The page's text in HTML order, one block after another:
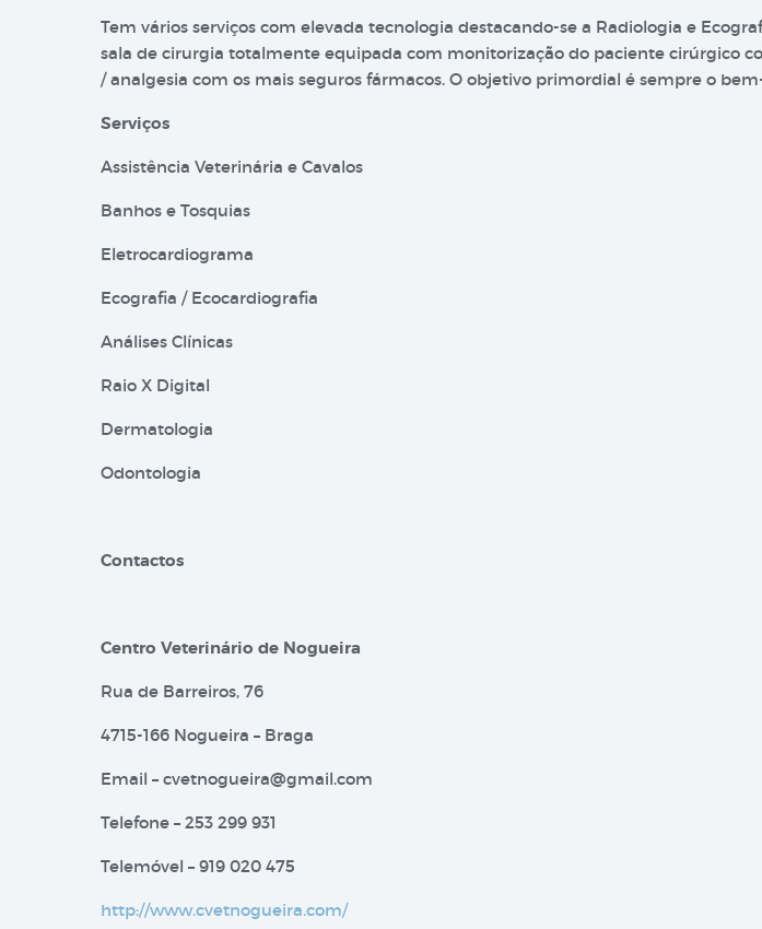
Tem vários serviços com elevada tecnologia destacando-se a Radiologia e
sala de cirurgia totalmente equipada com monitorização do paciente cirúrgico
/ analgesia com os mais seguros fármacos. O objetivo primordial é sempre o
Serviços
Assistência Veterinária e Cavalos
Banhos e Tosquias
Eletrocardiograma
Ecografia / Ecocardiografia
Análises Clínicas
Raio X Digital
Dermatologia
Odontologia
Contactos
Centro Veterinário de Nogueira
Rua de Barreiros, 76
4715-166 Nogueira – Braga
Email – cvetnogueira@gmail.com
Telefone – 253 299 931
Telemóvel – 919 020 475
http://www.cvetnogueira.com/